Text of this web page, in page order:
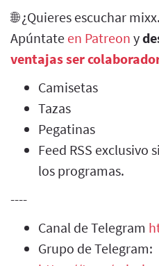
🌐 ¿Quieres escuchar
Apúntate en Patreon y
ventajas ser
Camisetas
Tazas
Pegatinas
Feed RSS exclusivo
los programas.
----
Canal de Telegram
Grupo de Telegram: